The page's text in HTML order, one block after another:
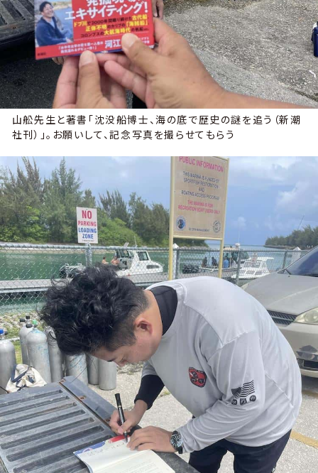
山舩先生と著書「沈没船博士、海の底で歴史の謎を追う（新潮
社刊）」。お願いして、記念写真を撮らせてもらう